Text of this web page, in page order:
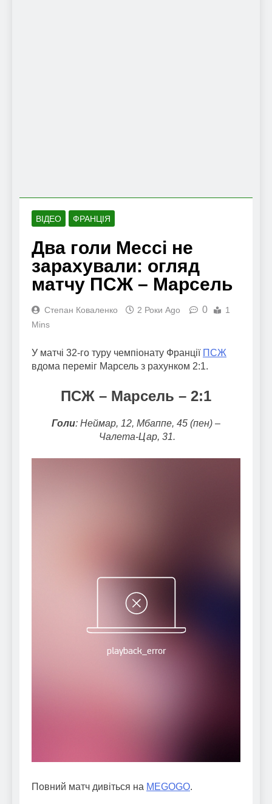
ВІДЕО ФРАНЦІЯ
Два голи Мессі не
зарахували: огляд
матчу ПСЖ – Марсель
Степан Коваленко 2 Роки Ago 0
1
Mins
У матчі 32-го туру чемпіонату Франції ПСЖ
вдома переміг Марсель з рахунком 2:1.
ПСЖ – Марсель – 2:1
Голи: Неймар, 12, Мбаппе, 45 (пен) –
Чалета-Цар, 31.
Повний матч дивіться на MEGOGO.